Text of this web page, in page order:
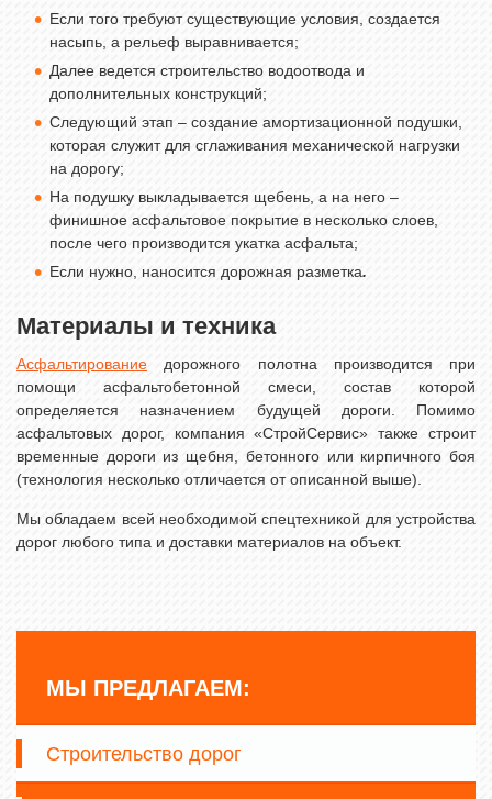
Если того требуют существующие условия, создается
насыпь, а рельеф выравнивается;
Далее ведется строительство водоотвода и
дополнительных конструкций;
Следующий этап – создание амортизационной подушки,
которая служит для сглаживания механической нагрузки
на дорогу;
На подушку выкладывается щебень, а на него –
финишное асфальтовое покрытие в несколько слоев,
после чего производится укатка асфальта;
Если нужно, наносится дорожная разметка.
Материалы и техника
Асфальтирование дорожного полотна производится при
помощи асфальтобетонной смеси, состав которой
определяется назначением будущей дороги. Помимо
асфальтовых дорог, компания «СтройСервис» также строит
временные дороги из щебня, бетонного или кирпичного боя
(технология несколько отличается от описанной выше).
Мы обладаем всей необходимой спецтехникой для устройства
дорог любого типа и доставки материалов на объект.
МЫ ПРЕДЛАГАЕМ:
Строительство дорог